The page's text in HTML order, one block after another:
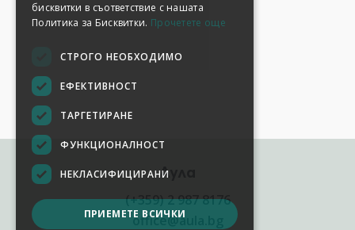
Аула
(+359) 2 987 8176
office@aula.bg
бисквитки в съответствие с нашата
Политика за Бисквитки. Прочетете още
СТРОГО НЕОБХОДИМО
ЕФЕКТИВНОСТ
ТАРГЕТИРАНЕ
ФУНКЦИОНАЛНОСТ
НЕКЛАСИФИЦИРАНИ
ПРИЕМЕТЕ ВСИЧКИ